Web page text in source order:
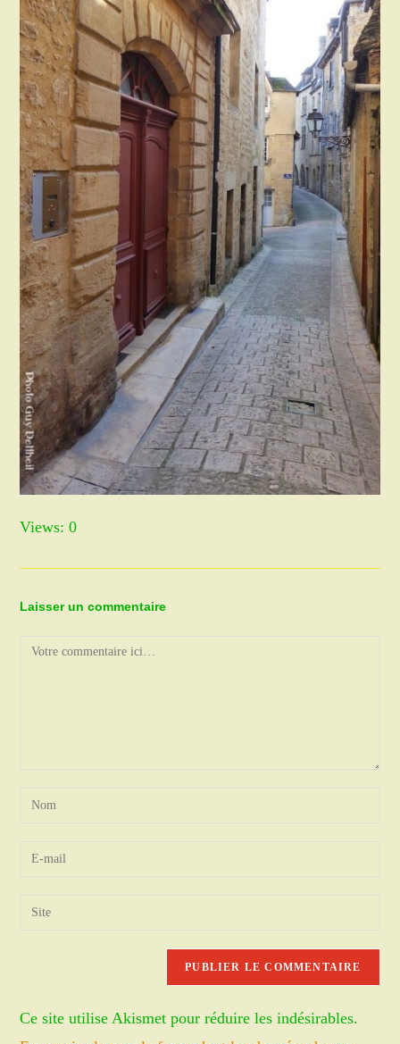
Views: 0
Laisser un commentaire
Comment
Enter
Enter
address
Saisir
(facultatif)
Ce site utilise Akismet pour réduire les indésirables.